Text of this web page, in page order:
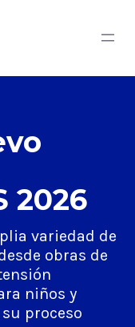
2026
variedad de
obras de
niños y
proceso